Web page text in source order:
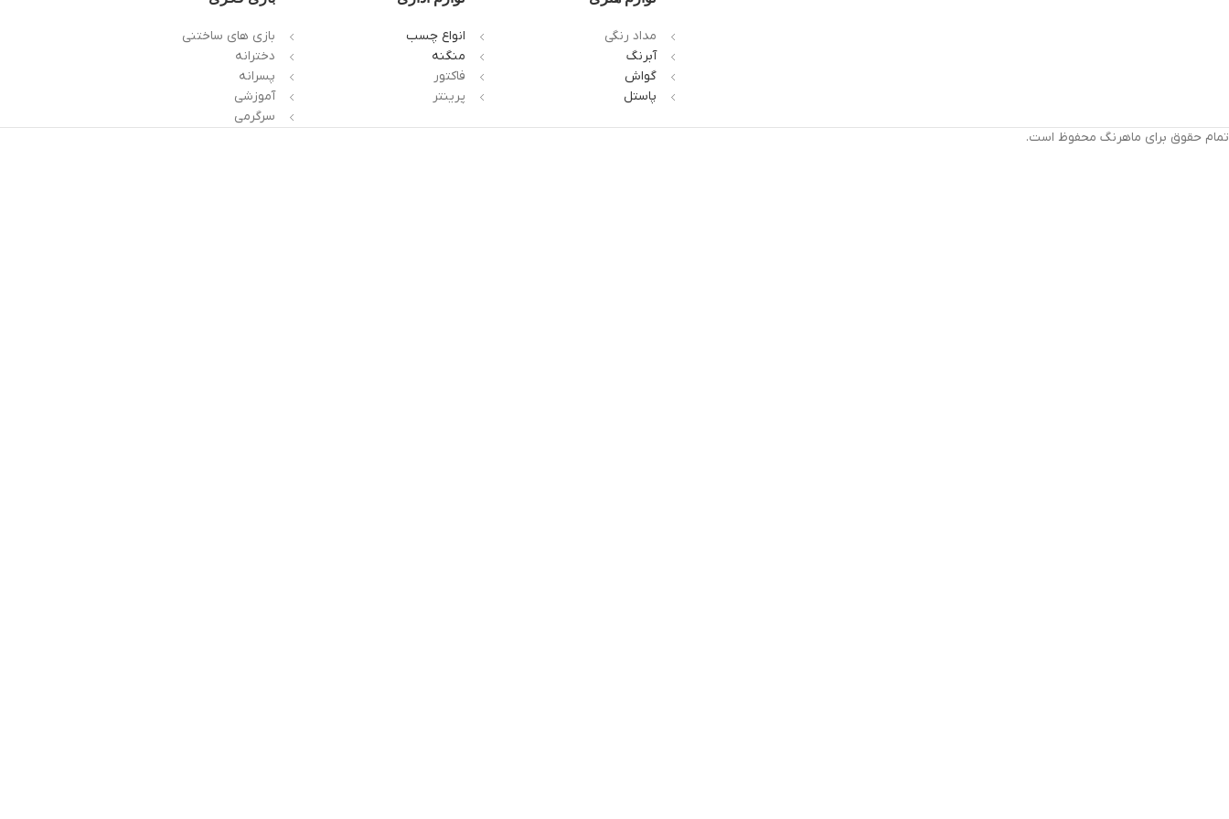
مداد رنگی
آبرنگ
گواش
پاستل
انواع چسب
منگنه
فاکتور
پرینتر
بازی های ساختنی
دخترانه
پسرانه
آموزشی
سرگرمی
تمام حقوق برای ماهرنگ محفوظ است.